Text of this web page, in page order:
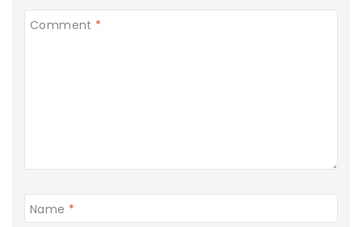
Comment *
Name *